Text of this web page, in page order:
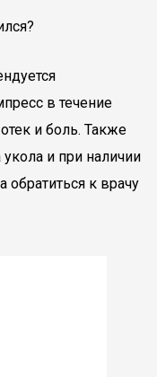
в течение
и боль. Также
и при наличии
обратиться к врачу